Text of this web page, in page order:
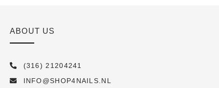
ABOUT US
(316) 21204241
INFO@SHOP4NAILS.NL